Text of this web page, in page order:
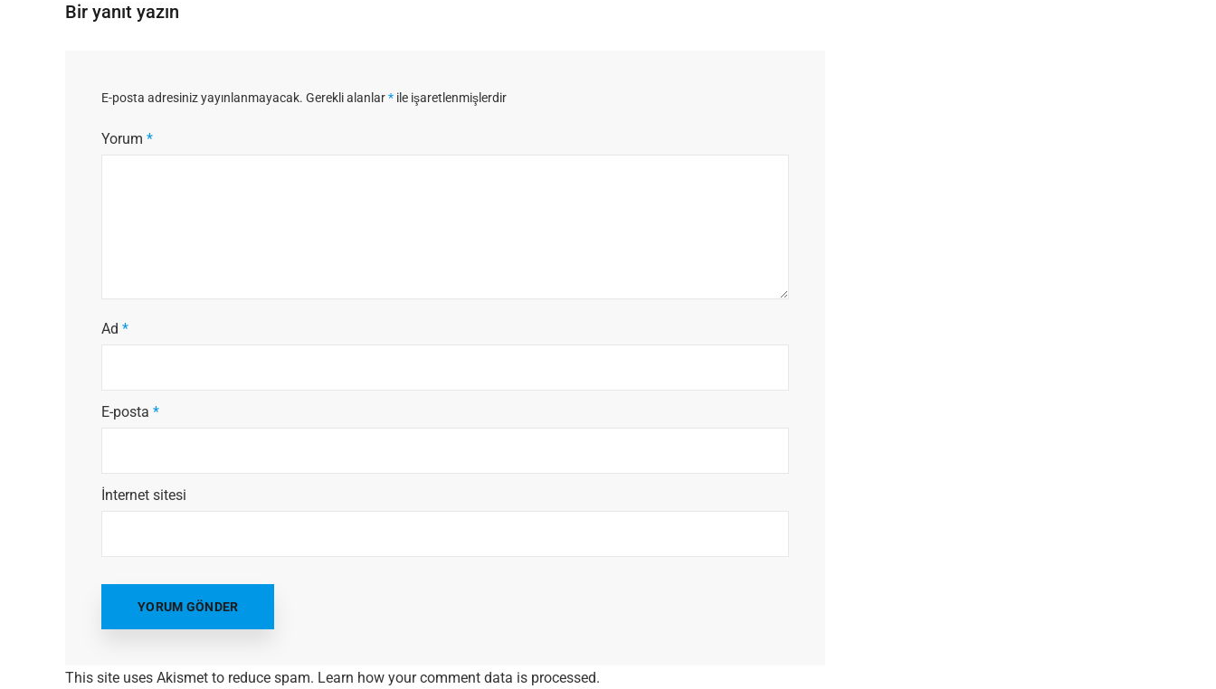
Bir yanıt yazın
E-posta adresiniz yayınlanmayacak. Gerekli alanlar* ile işaretlenmişlerdir
Yorum *
Ad *
E-posta *
İnternet sitesi
This site uses Akismet to reduce spam. Learn how your comment data is processed.